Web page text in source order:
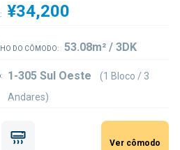
¥34,200
DO CÔMODO: 53.08m² / 3DK
1-305 Sul Oeste
(1 Bloco / 3
Andares)
Ver cômodo